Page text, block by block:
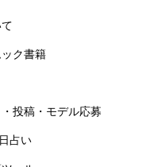
ク書籍
投稿・モデル応募
占い